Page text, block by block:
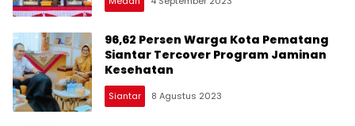
96,62 Persen Warga Kota Pematang
Siantar Tercover Program Jaminan
Kesehatan
Siantar 8 Agustus 2023